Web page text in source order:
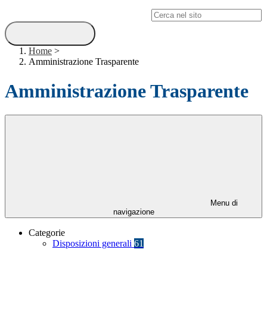
Home >
Amministrazione Trasparente
Amministrazione Trasparente
Menu di
navigazione
Categorie
Disposizioni generali 61